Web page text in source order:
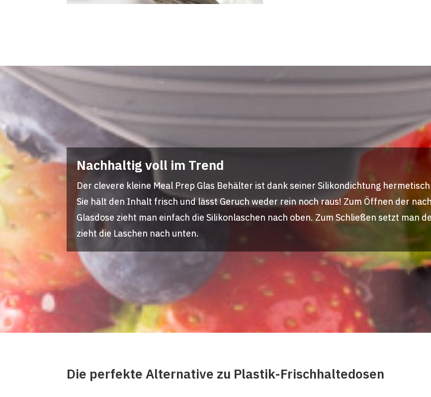
Nachhaltig voll im Trend
Der clevere kleine Meal Prep Glas Behälter ist dank seiner Silikondichtung
Sie hält den Inhalt frisch und lässt Geruch weder rein noch raus! Zum Öffnen der
Glasdose zieht man einfach die Silikonlaschen nach oben. Zum Schließen setzt man
zieht die Laschen nach unten.
Die perfekte Alternative zu Plastik-Frischhaltedosen